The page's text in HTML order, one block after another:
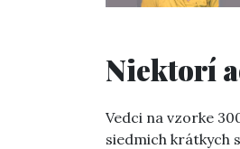
Niektorí
Vedci na vzorke
siedmich krátkych